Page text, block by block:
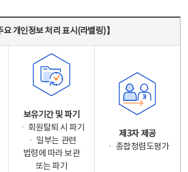
요 개인정보 처리 표시(라벨링)】
보유기간 및 파기
ㆍ 회원탈퇴 시 파기
ㆍ 일부는 관련
법령에 따라 보관
또는 파기
제3자 제공
ㆍ 종합청렴도평가